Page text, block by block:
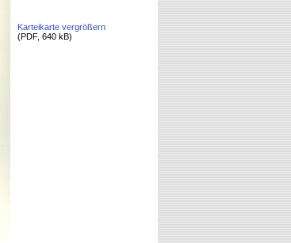
Karteikarte vergrößern
(PDF, 640 kB)